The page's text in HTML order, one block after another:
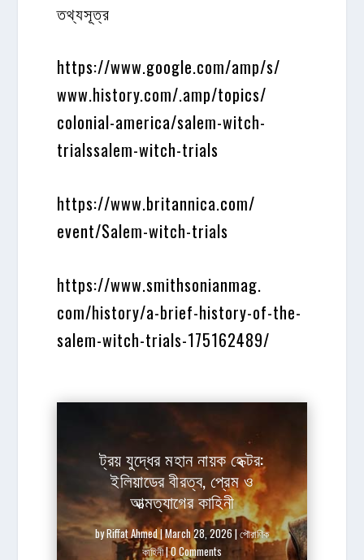
তথ্যসূত্র
https://www.google.com/amp/s/
www.history.com/.amp/topics/
colonial-america/salem-witch-
trialssalem-witch-trials
https://www.britannica.com/
event/Salem-witch-trials
https://www.smithsonianmag.
com/history/a-brief-history-of-the-
salem-witch-trials-175162489/
ট্রয় যুদ্ধের মহান নায়ক হেক্টর:
ইলিয়াডের বীরত্ব, প্রেম ও
আত্মত্যাগের কাহিনী
byRiffat Ahmed|March 28, 2026|পৌরাণিক
কাহিনী| 0 Comments